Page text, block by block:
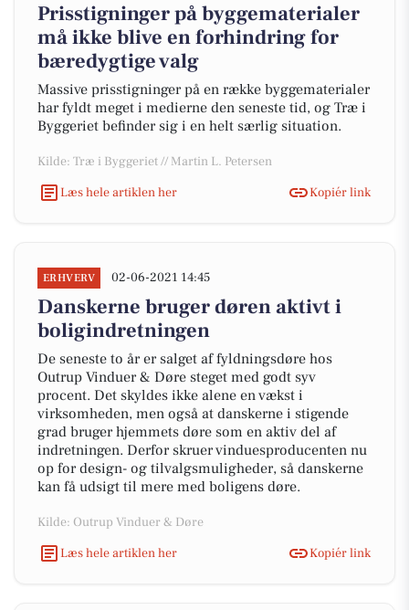
Prisstigninger på byggematerialer
må ikke blive en forhindring for
bæredygtige valg
Massive prisstigninger på en række byggematerialer
har fyldt meget i medierne den seneste tid, og Træ i
Byggeriet befinder sig i en helt særlig situation.
Kilde: Træ i Byggeriet // Martin L. Petersen
Læs hele artiklen her
Kopiér link
ERHVERV 02-06-2021 14:45
Danskerne bruger døren aktivt i
boligindretningen
De seneste to år er salget af fyldningsdøre hos
Outrup Vinduer & Døre steget med godt syv
procent. Det skyldes ikke alene en vækst i
virksomheden, men også at danskerne i stigende
grad bruger hjemmets døre som en aktiv del af
indretningen. Derfor skruer vinduesproducenten nu
op for design- og tilvalgsmuligheder, så danskerne
kan få udsigt til mere med boligens døre.
Kilde: Outrup Vinduer & Døre
Læs hele artiklen her
Kopiér link